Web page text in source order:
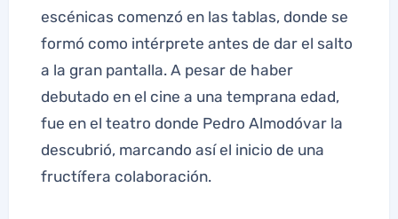
escénicas comenzó en las tablas, donde se
formó como intérprete antes de dar el salto
a la gran pantalla. A pesar de haber
debutado en el cine a una temprana edad,
fue en el teatro donde Pedro Almodóvar la
descubrió, marcando así el inicio de una
fructífera colaboración.